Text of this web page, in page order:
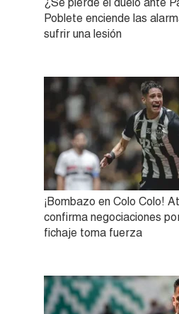
Poblete enciende las
sufrir una lesión
¡Bombazo en Colo Colo!
confirma negociaciones
fichaje toma fuerza